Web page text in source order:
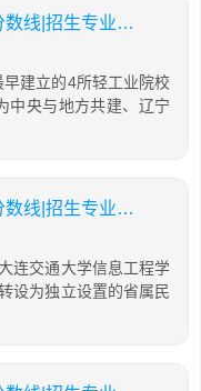
【大连工业大学单招】2026录取分数线|招生专业录取计划查询
建立的4所轻工业院校
中央与地方共建、辽宁
【大连科技学院单招】2026录取分数线|招生专业录取计划查询
连交通大学信息工程学
设为独立设置的省属民